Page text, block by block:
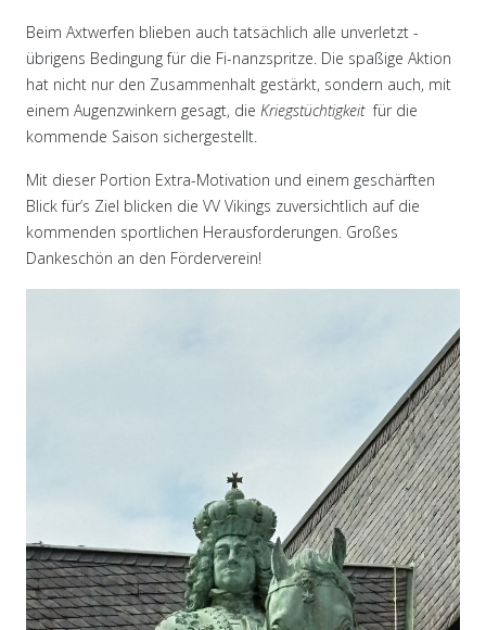
Beim Axtwerfen blieben auch tatsächlich alle unverletzt -
übrigens Bedingung für die Fi-nanzspritze. Die spaßige Aktion
hat nicht nur den Zusammenhalt gestärkt, sondern auch, mit
einem Augenzwinkern gesagt, die Kriegstüchtigkeitfür die
kommende Saison sichergestellt.
Mit dieser Portion Extra-Motivation und einem geschärften
Blick für’s Ziel blicken die VV Vikings zuversichtlich auf die
kommenden sportlichen Herausforderungen. Großes
Dankeschön an den Förderverein!